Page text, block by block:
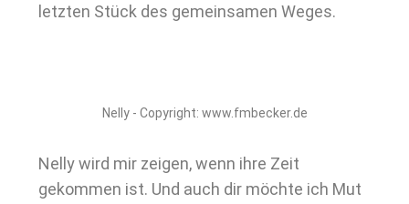
letzten Stück des gemeinsamen Weges.
Nelly - Copyright: www.fmbecker.de
Nelly wird mir zeigen, wenn ihre Zeit
gekommen ist. Und auch dir möchte ich Mut